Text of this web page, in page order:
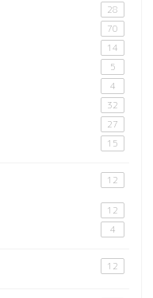
28
70
14
5
4
32
27
15
12
12
4
12